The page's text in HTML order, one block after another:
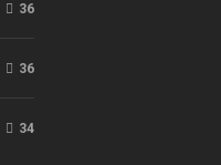
36
36
34